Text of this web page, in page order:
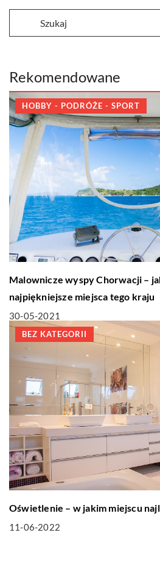
Rekomendowane
HOBBY - PODRÓŻE - SPORT
Malownicze wyspy Chorwacji –
najpiękniejsze miejsca tego kraju
30-05-2021
BEZ KATEGORII
Oświetlenie – w jakim miejscu
11-06-2022